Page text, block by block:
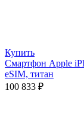
Купить
Смартфон Apple
eSIM, титан
100 833 ₽